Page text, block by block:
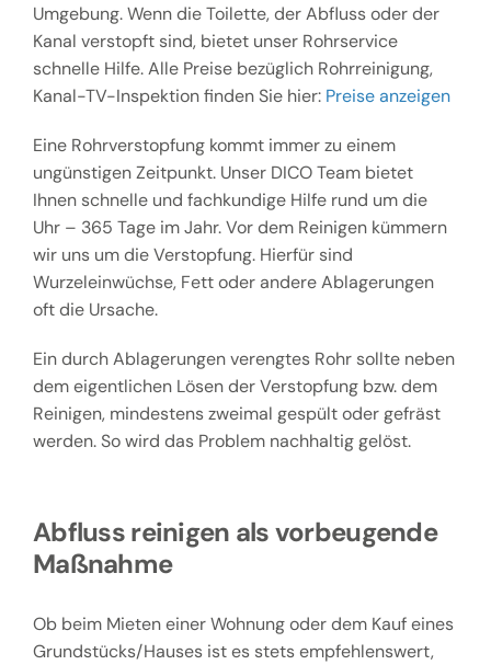
Umgebung. Wenn die Toilette, der Abfluss oder der
Kanal verstopft sind, bietet unser Rohrservice
schnelle Hilfe. Alle Preise bezüglich Rohrreinigung,
Kanal-TV-Inspektion finden Sie hier: Preise anzeigen
Eine Rohrverstopfung kommt immer zu einem
ungünstigen Zeitpunkt. Unser DICO Team bietet
Ihnen schnelle und fachkundige Hilfe rund um die
Uhr – 365 Tage im Jahr. Vor dem Reinigen kümmern
wir uns um die Verstopfung. Hierfür sind
Wurzeleinwüchse, Fett oder andere Ablagerungen
oft die Ursache.
Ein durch Ablagerungen verengtes Rohr sollte neben
dem eigentlichen Lösen der Verstopfung bzw. dem
Reinigen, mindestens zweimal gespült oder gefräst
werden. So wird das Problem nachhaltig gelöst.
Abfluss reinigen als vorbeugende
Maßnahme
Ob beim Mieten einer Wohnung oder dem Kauf eines
Grundstücks/Hauses ist es stets empfehlenswert,